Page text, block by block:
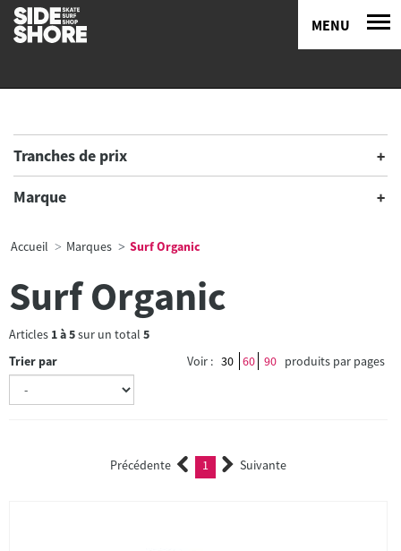
MENU
Tranches de prix
Marque
Accueil Marques Surf Organic
Surf Organic
Articles 1à5sur un total 5
Trier par
Voir : 30 60 90 produits par pages
Précédente 1 (current)Suivante